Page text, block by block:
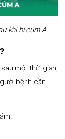
khi bị cúm A
một thời gian,
bệnh cần